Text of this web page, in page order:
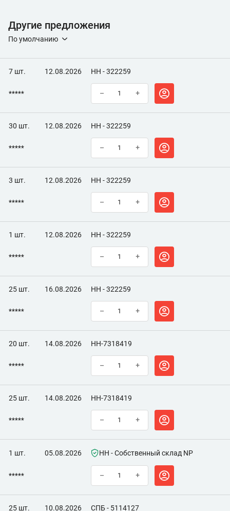
Другие предложения
По умолчанию
7 шт. 12.08.2026 НН - 322259
***** – +
30 шт. 12.08.2026 НН - 322259
***** – +
3 шт. 12.08.2026 НН - 322259
***** – +
1 шт. 12.08.2026 НН - 322259
***** – +
25 шт. 16.08.2026 НН - 322259
***** – +
20 шт. 14.08.2026 НН-7318419
***** – +
25 шт. 14.08.2026 НН-7318419
***** – +
1 шт. 05.08.2026 НН - Собственный склад NP
***** – +
25 шт. 10.08.2026 СПБ - 5114127